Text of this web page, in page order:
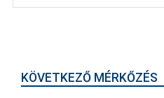
KÖVETKEZŐ MÉRKŐZÉS